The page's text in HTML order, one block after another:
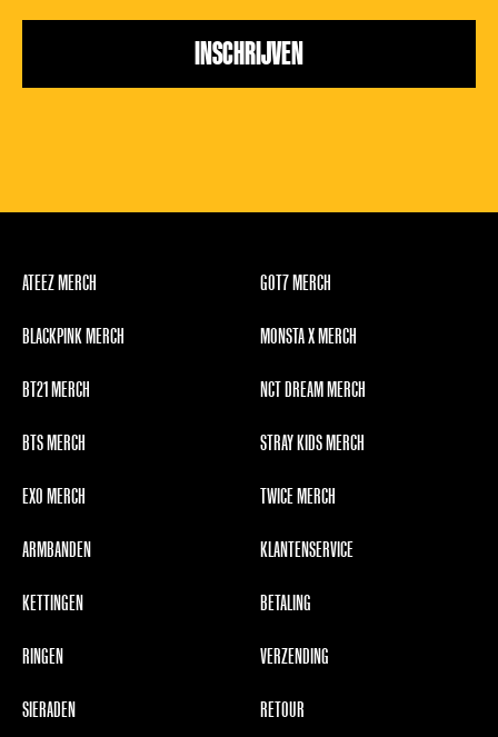
ATEEZ MERCH
BLACKPINK MERCH
BT21 MERCH
BTS MERCH
EXO MERCH
ARMBANDEN
KETTINGEN
RINGEN
SIERADEN
GOT7 MERCH
MONSTA X MERCH
NCT DREAM MERCH
STRAY KIDS MERCH
TWICE MERCH
KLANTENSERVICE
BETALING
VERZENDING
RETOUR